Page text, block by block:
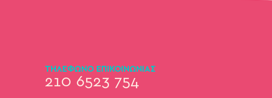
ΤΗΛΕΦΩΝΟ ΕΠΙΚΟΙΝΩΝΙΑΣ
210 6523 754